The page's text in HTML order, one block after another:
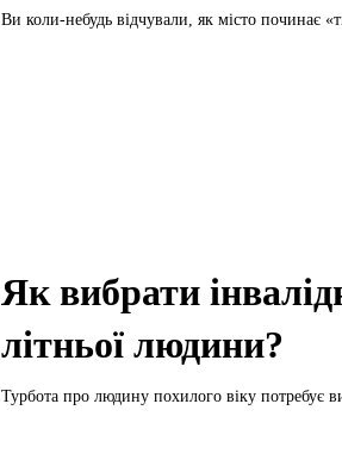
Ви коли-небудь відчували, як місто починає
Як вибрати
літньої людини?
Турбота про людину похилого віку потребує